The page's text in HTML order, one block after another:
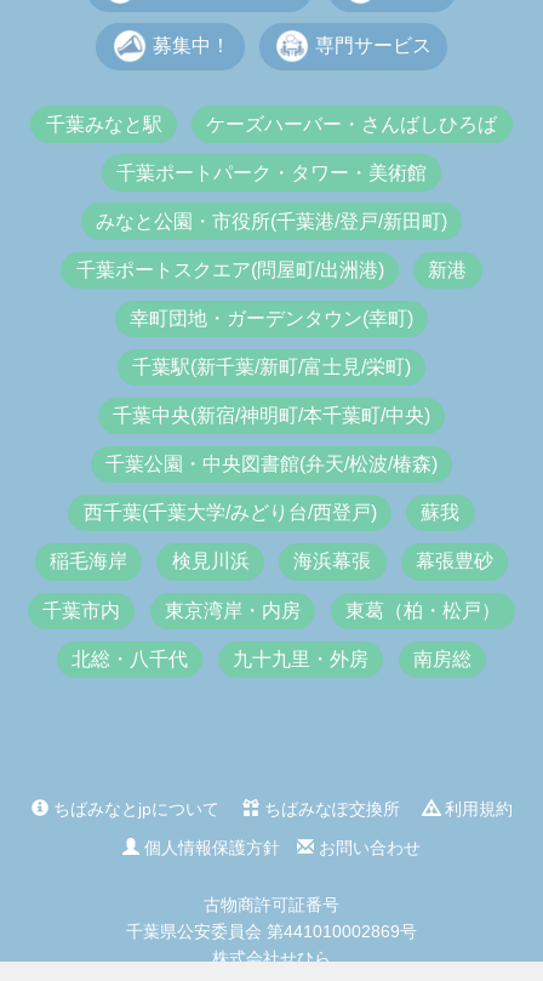
募集中！ 専門サービス
千葉みなと駅 ケーズハーバー・さんばしひろば
千葉ポートパーク・タワー・美術館
みなと公園・市役所(千葉港/登戸/新田町)
千葉ポートスクエア(問屋町/出洲港) 新港
幸町団地・ガーデンタウン(幸町)
千葉駅(新千葉/新町/富士見/栄町)
千葉中央(新宿/神明町/本千葉町/中央)
千葉公園・中央図書館(弁天/松波/椿森)
西千葉(千葉大学/みどり台/西登戸) 蘇我
稲毛海岸 検見川浜 海浜幕張 幕張豊砂
千葉市内 東京湾岸・内房 東葛（柏・松戸）
北総・八千代 九十九里・外房 南房総
ちばみなとjpについて ちばみなぽ交換所
利用規約
個人情報保護方針
お問い合わせ
古物商許可証番号
千葉県公安委員会 第441010002869号
株式会社せひら